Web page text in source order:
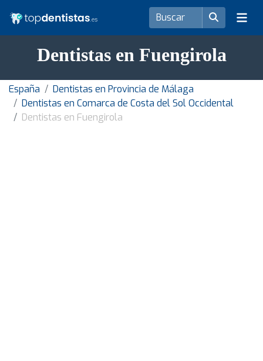
Dentistas en Fuengirola
España
Dentistas en Provincia de Málaga
Dentistas en Comarca de Costa del Sol Occidental
Dentistas en Fuengirola